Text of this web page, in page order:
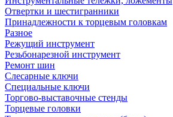
Отвертки и шестигранники
Принадлежности к торцевым головкам
Разное
Режущий инструмент
Резьбонарезной инструмент
Ремонт шин
Слесарные ключи
Специальные ключи
Торгово-выставочные стенды
Торцевые головки